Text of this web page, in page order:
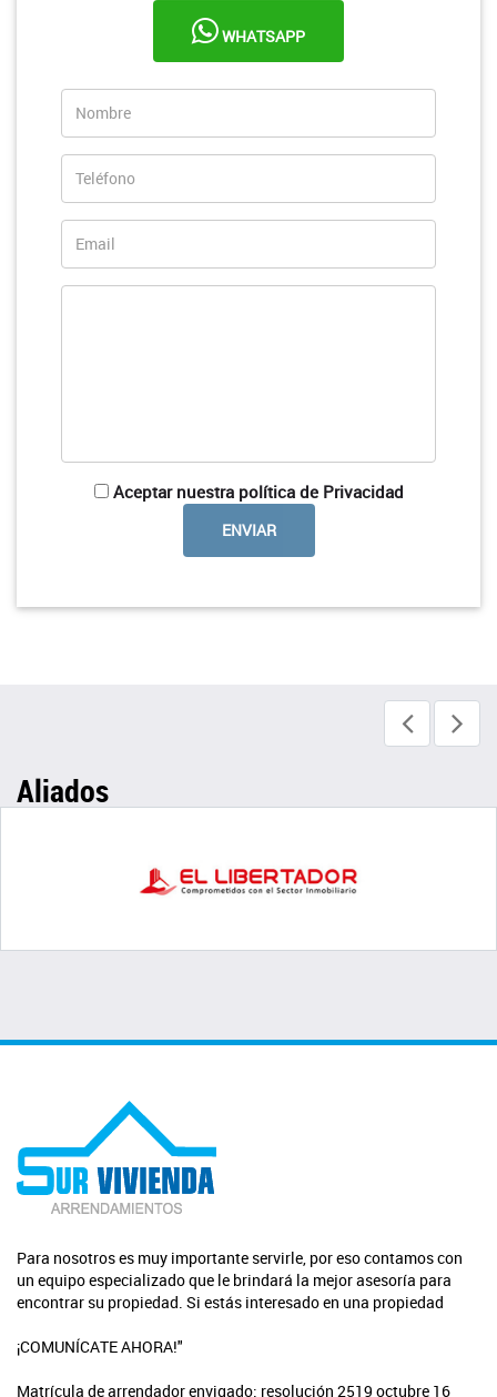
WHATSAPP
Aceptar nuestra política de Privacidad
Aliados
Para nosotros es muy importante servirle, por eso contamos con
un equipo especializado que le brindará la mejor asesoría para
encontrar su propiedad. Si estás interesado en una propiedad
¡COMUNÍCATE AHORA!"
Matrícula de arrendador envigado: resolución 2519 octubre 16